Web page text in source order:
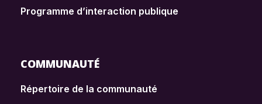
Programme d’interaction publique
COMMUNAUTÉ
Répertoire de la communauté